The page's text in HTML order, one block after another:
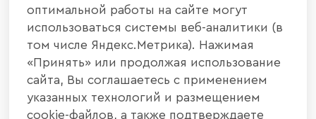
НАШИ КОНТАКТЫ
+7 800 700 20 58
440004, г. Пенза, ул. Рябова, д. 31
оптимальной работы на сайте могут
использоваться системы веб-аналитики (в
том числе Яндекс.Метрика). Нажимая
«Принять» или продолжая использование
сайта, Вы соглашаетесь с применением
указанных технологий и размещением
cookie-файлов, а также подтверждаете